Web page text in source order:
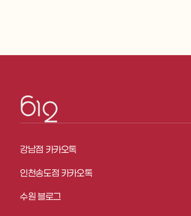
강남점 카카오톡
인천송도점 카카오톡
수원 블로그